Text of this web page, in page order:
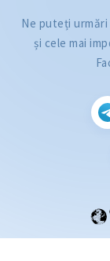
Ne puteți
și cele mai